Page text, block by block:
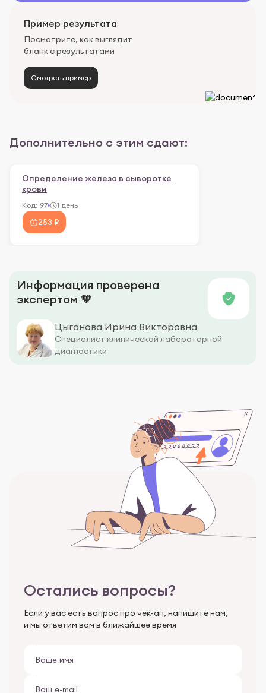
Пример результата
Посмотрите, как выглядит
бланк с результатами
Смотреть пример
Дополнительно с этим сдают:
Определение железа в сыворотке
крови
Код: 97 1 день
253 ₽
Информация проверена
экспертом 🧡
Цыганова Ирина Викторовна
Специалист клинической лабораторной
диагностики
Остались вопросы?
Если у вас есть вопрос про чек-ап, напишите нам,
и мы ответим вам в ближайшее время